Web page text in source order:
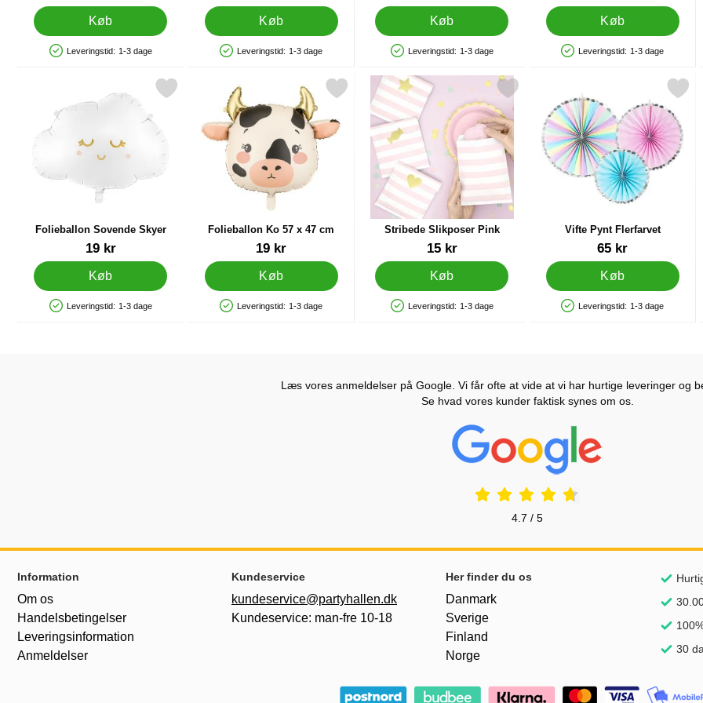
Køb
Produkttilgængelighed: På lager
Leveringstid: 1-3 dage
Køb
Produkttilgængelighed: På lager
Leveringstid: 1-3 dage
Køb
Produkttilgængelighed: På lager
Leveringstid: 1-3 dage
Køb
Produkttilgængelighed: På lager
Leveringstid: 1-3 dage
Folieballon Sovende Skyer
19 kr
Køb
Produkttilgængelighed: På lager
Leveringstid: 1-3 dage
Markér folieballon Sovende Skyer som favorit
Folieballon Ko 57 x 47 cm
19 kr
Køb
Produkttilgængelighed: På lager
Leveringstid: 1-3 dage
Markér folieballon Ko 57 x 47 cm som favorit
Stribede Slikposer Pink
15 kr
Køb
Produkttilgængelighed: På lager
Leveringstid: 1-3 dage
Markér stribede Slikposer Pink som favorit
Vifte Pynt Flerfarvet
65 kr
Køb
Produkttilgængelighed: På lager
Leveringstid: 1-3 dage
Markér vifte Pynt
Læs vores anmeldelser på Google. Vi får ofte at vide at vi har hurtige leveringer og
Se hvad vores kunder faktisk synes om os.
Prisjakt Anmeldelser: 4.7 Stjerne
4.7 / 5
Sidefodsinhold Blandet info og links
Information
Om os
Handelsbetingelser
Leveringsinformation
Anmeldelser
Kundeservice
kundeservice@partyhallen.dk
Kundeservice: man-fre 10-18
Her finder du os
Danmark
Sverige
Finland
Norge
30